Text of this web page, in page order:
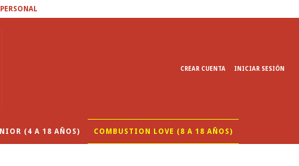
CREAR CUENTA INICIAR SESIÓN
(4 A 18 AÑOS) COMBUSTION LOVE (8 A 18 AÑOS)